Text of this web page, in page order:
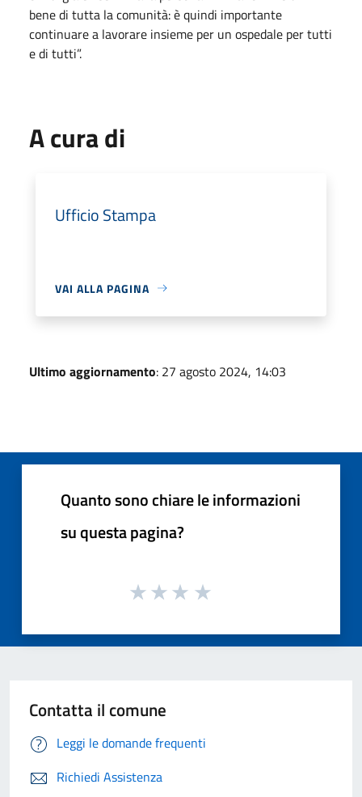
bene di tutta la comunità: è quindi importante
continuare a lavorare insieme per un ospedale per tutti
e di tutti”.
A cura di
Ufficio Stampa
VAI ALLA PAGINA
Ultimo aggiornamento: 27 agosto 2024, 14:03
Quanto sono chiare le informazioni
su questa pagina?
Contatta il comune
Leggi le domande frequenti
Richiedi Assistenza